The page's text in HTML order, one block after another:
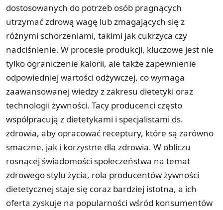
dostosowanych do potrzeb osób pragnących
utrzymać zdrową wagę lub zmagających się z
różnymi schorzeniami, takimi jak cukrzyca czy
nadciśnienie. W procesie produkcji, kluczowe jest nie
tylko ograniczenie kalorii, ale także zapewnienie
odpowiedniej wartości odżywczej, co wymaga
zaawansowanej wiedzy z zakresu dietetyki oraz
technologii żywności. Tacy producenci często
współpracują z dietetykami i specjalistami ds.
zdrowia, aby opracować receptury, które są zarówno
smaczne, jak i korzystne dla zdrowia. W obliczu
rosnącej świadomości społeczeństwa na temat
zdrowego stylu życia, rola producentów żywności
dietetycznej staje się coraz bardziej istotna, a ich
oferta zyskuje na popularności wśród konsumentów